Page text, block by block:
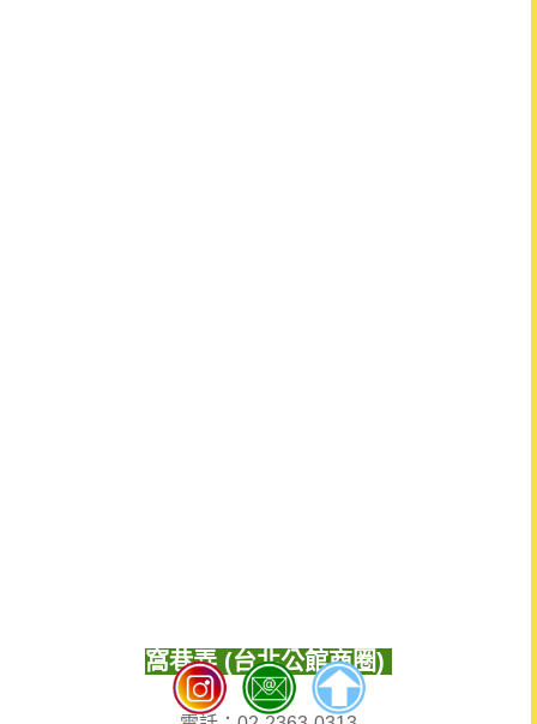
窩巷弄 (台北公館商圈)